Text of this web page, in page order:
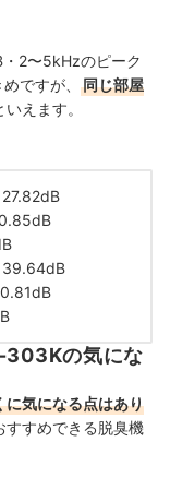
2〜5kHzのピーク
ですが、
同じ部屋
いえます。
39.64dB
303Kの気にな
に気になる点はあり
すすめできる脱臭機